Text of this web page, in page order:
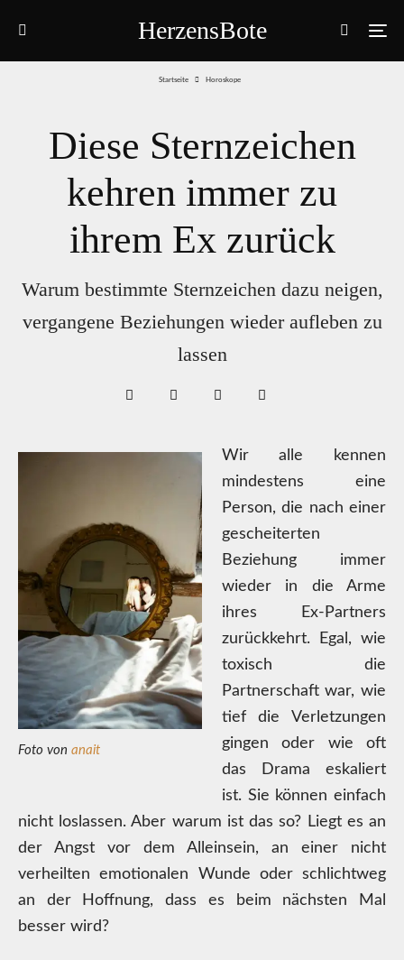
HerzensBote
Startseite Horoskope
Diese Sternzeichen
kehren immer zu
ihrem Ex zurück
Warum bestimmte Sternzeichen dazu neigen,
vergangene Beziehungen wieder aufleben zu
lassen
Foto von anait
Wir alle kennen
mindestens eine
Person, die nach einer
gescheiterten
Beziehung immer
wieder in die Arme
ihres Ex-Partners
zurückkehrt. Egal, wie
toxisch die
Partnerschaft war, wie
tief die Verletzungen
gingen oder wie oft
das Drama eskaliert
ist. Sie können einfach
nicht loslassen. Aber warum ist das so? Liegt es an
der Angst vor dem Alleinsein, an einer nicht
verheilten emotionalen Wunde oder schlichtweg
an der Hoffnung, dass es beim nächsten Mal
besser wird?